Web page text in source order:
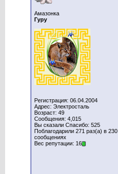
Амазонка
Гуру
Регистрация: 06.04.2004
Адрес: Электросталь
Возраст: 49
Сообщения: 4,015
Вы сказали Спасибо: 525
Поблагодарили 271 раз(а) в 230
сообщениях
Вес репутации: 16